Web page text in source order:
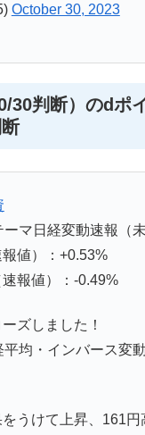
October 30, 2023
30判断）のdポ
マ日経変動速報（未
値）：+0.53%
報値）：-0.49%
ズしました！
均・インバース変
うけて上昇、161円